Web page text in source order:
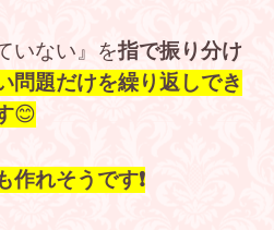
いない』を指で振り分け
問題だけを繰り返しでき
😊
作れそうです❗